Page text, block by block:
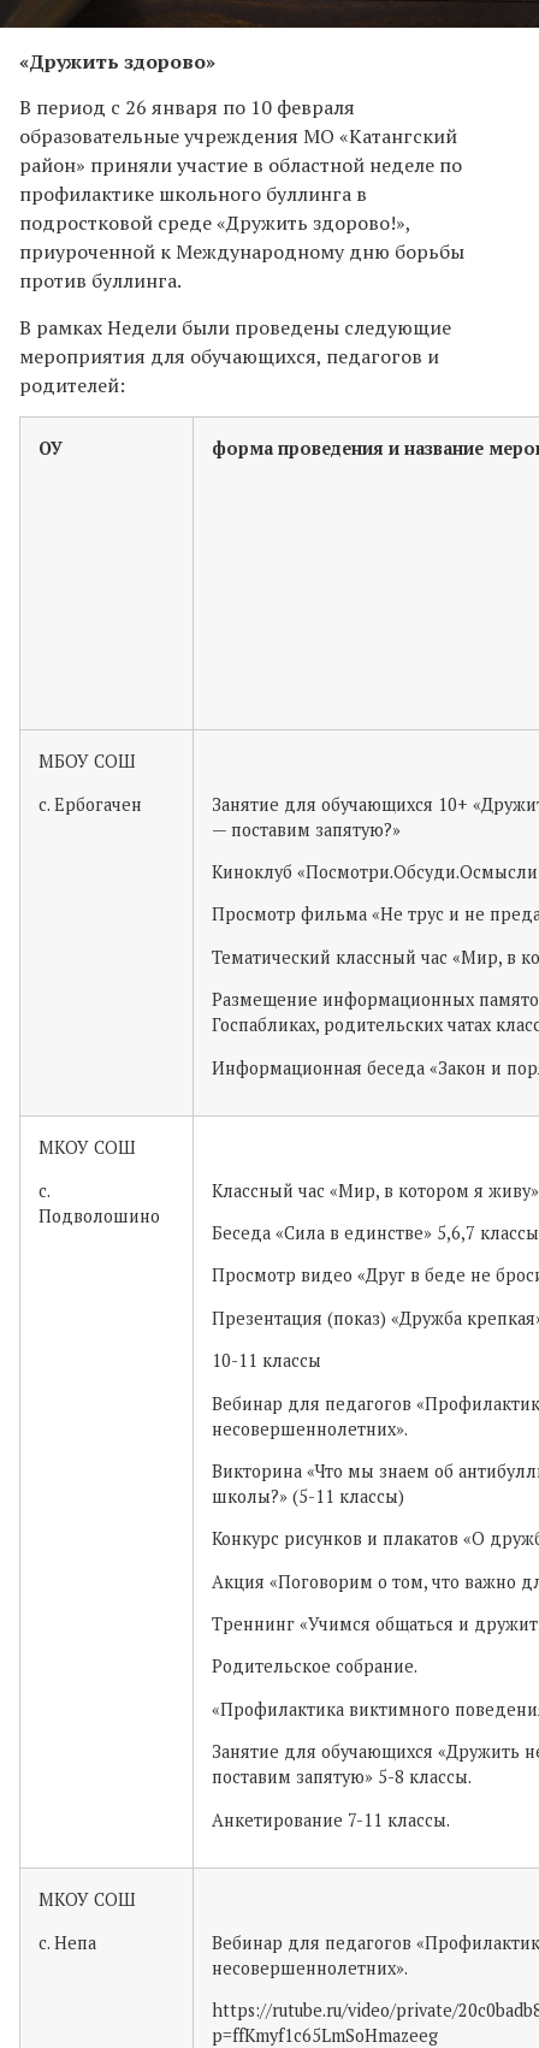
«Дружить здорово»
В период с 26 января по 10 февраля
образовательные учреждения МО «Катангский
район» приняли участие в областной неделе по
профилактике школьного буллинга в
подростковой среде «Дружить здорово!»,
приуроченной к Международному дню борьбы
против буллинга.
В рамках Недели были проведены следующие
мероприятия для обучающихся, педагогов и
родителей:
ОУ форма проведения и название
МБОУ СОШ
с. Ербогачен
Занятие для обучающихся 10+
— поставим запятую?»
Киноклуб
Просмотр фильма «Не трус и не
Тематический классный час «Мир, в
Размещение информационных
Госпабликах, родительских чатах
Информационная беседа «Закон и
МКОУ СОШ
с.
Подволошино
Классный час «Мир, в котором я
Беседа «Сила в единстве» 5,6,7 классы
Просмотр видео «Друг в беде не
Презентация (показ) «Дружба
10-11 классы
Вебинар для педагогов
несовершеннолетних».
Викторина «Что мы знаем об
школы?» (5-11 классы)
Конкурс рисунков и плакатов «О
Акция «Поговорим о том, что важно
Треннинг «Учимся общаться и
Родительское собрание.
«Профилактика виктимного
Занятие для обучающихся «Дружить
поставим запятую» 5-8 классы.
Анкетирование 7-11 классы.
МКОУ СОШ
с. Непа
Вебинар для педагогов
несовершеннолетних».
https://rutube.ru/video/private/
p=ffKmyf1c65LmSoHmazeeg